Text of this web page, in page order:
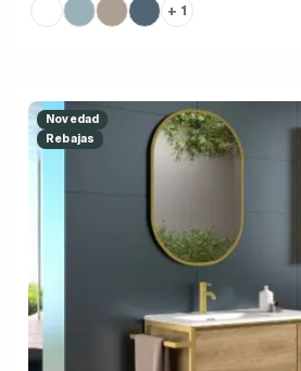
+ 1
Novedad
Rebajas